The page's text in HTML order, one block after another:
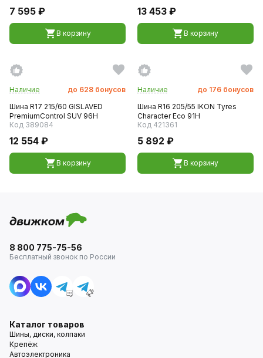
7 595 ₽
В корзину
13 453 ₽
В корзину
Наличие до 628 бонусов
Шина R17 215/60 GISLAVED
PremiumControl SUV 96H
Код 389084
12 554 ₽
В корзину
Наличие до 176 бонусов
Шина R16 205/55 IKON Tyres
Character Eco 91H
Код 421361
5 892 ₽
В корзину
8 800 775-75-56
Бесплатный звонок по России
Каталог товаров
Шины, диски, колпаки
Крепёж
Автоэлектроника